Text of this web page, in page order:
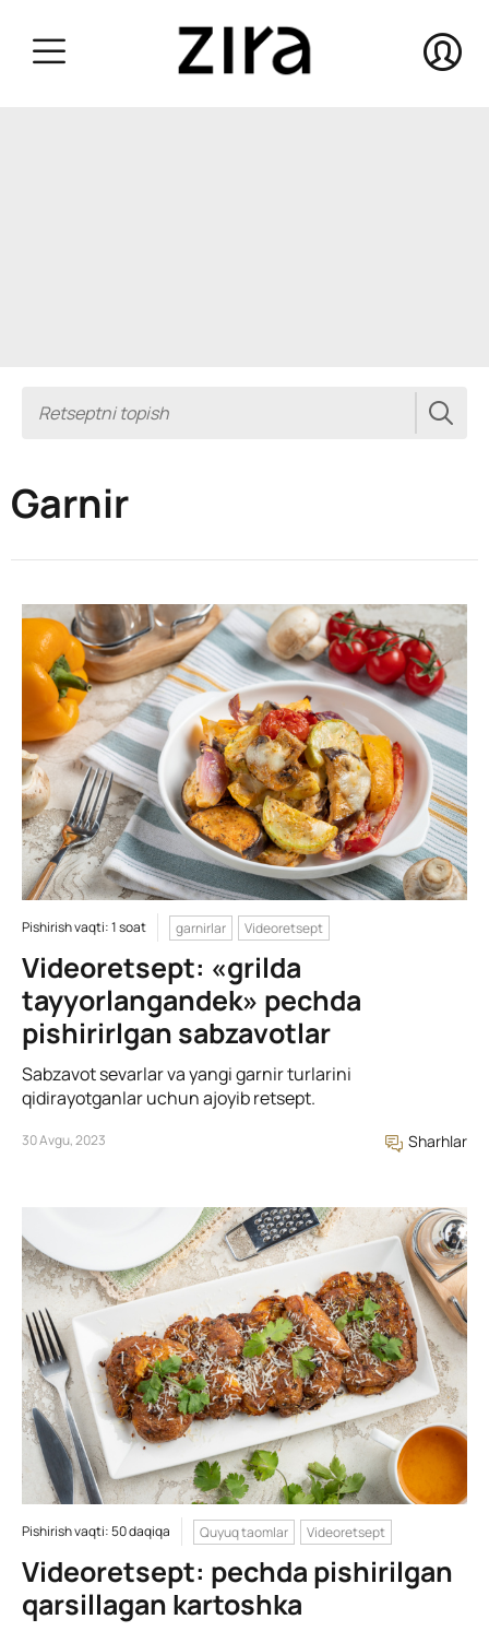
Garnir
Pishirish vaqti: 1 soat garnirlar Videoretsept
Videoretsept: «grilda
tayyorlangandek» pechda
pishirirlgan sabzavotlar
Sabzavot sevarlar va yangi garnir turlarini
qidirayotganlar uchun ajoyib retsept.
30 Avgu, 2023 Sharhlar
Pishirish vaqti: 50 daqiqa Quyuq taomlar Videoretsept
Videoretsept: pechda pishirilgan
qarsillagan kartoshka